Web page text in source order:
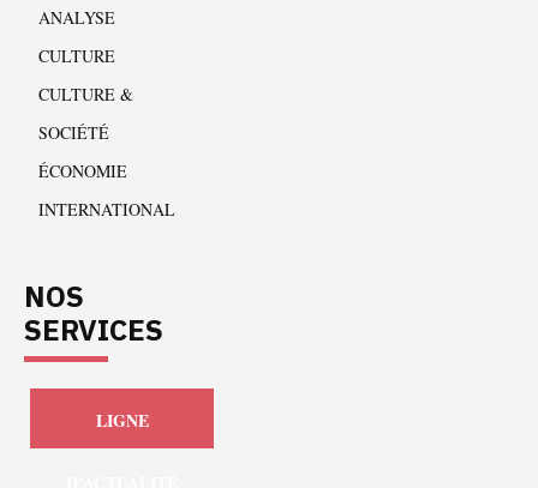
ANALYSE
CULTURE
CULTURE &
SOCIÉTÉ
ÉCONOMIE
INTERNATIONAL
NOS
SERVICES
LIGNE